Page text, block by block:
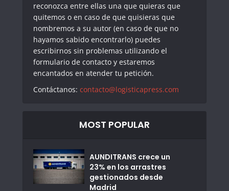
reconozca entre ellas una que quieras que
quitemos o en caso de que quisieras que
nombremos a su autor (en caso de que no
hayamos sabido encontrarlo) puedes
escribirnos sin problemas utilizando el
formulario de contacto y estaremos
encantados en atender tu petición.
Contáctanos: contacto@logisticapress.com
MOST POPULAR
AUNDITRANS crece un
23% en los arrastres
gestionados desde
Madrid